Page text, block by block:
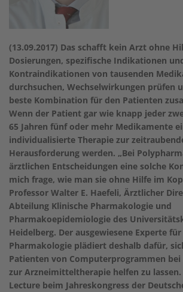
(13.09.2017) Das schafft kein Arzt ohne
Dosierungen, spezifische Indikationen
Kontraindikationen von tausenden
durchsuchen, Wechselwirkungen prüfen
beste Kombination für den Patienten
Wenn der Patient gar wie knapp jeder
65 Jahren fünf oder mehr Medikamente
individualisierte Therapie zur
Herausforderung werden. „Bei
ärztlichen Entscheidungen eine solche
mich frage, wie man sie ohne Hilfe im
Professor Walter E. Haefeli, Ärztlicher
Abteilung Klinische Pharmakologie und
Pharmakoepidemiologie des
Heidelberg. Der ausgewiesene Experte
Pharmakologie plädiert deshalb dafür,
Patienten von Computerprogrammen bei
zur Arzneimitteltherapie helfen zu
Lecture beim Jahreskongress der